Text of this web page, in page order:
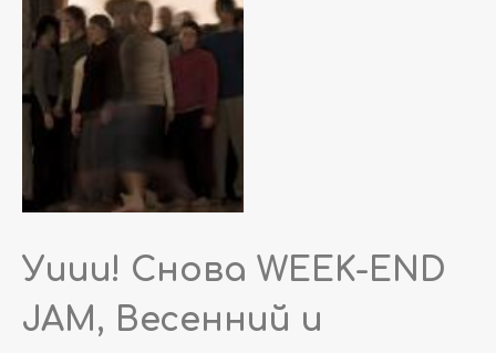
Уиии! Снова WEEK-END
JAM, Весенний и